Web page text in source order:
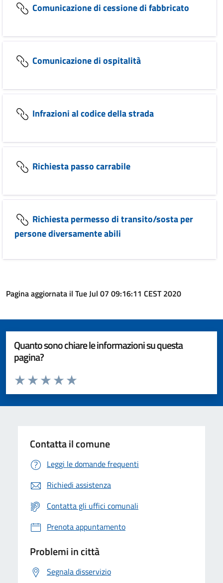
Comunicazione di cessione di fabbricato
Comunicazione di ospitalità
Infrazioni al codice della strada
Richiesta passo carrabile
Richiesta permesso di transito/sosta per
persone diversamente abili
Pagina aggiornata il Tue Jul 07 09:16:11 CEST 2020
Quanto sono chiare le informazioni su questa
pagina?
Valuta da 1 a 5 stelle la pagina
Valuta 5 stelle su 5
Valuta 4 stelle su 5
Valuta 3 stelle su 5
Valuta 2 stelle su 5
Valuta 1 stelle su 5
Contatta il comune
Leggi le domande frequenti
Richiedi assistenza
Contatta gli uffici comunali
Prenota appuntamento
Problemi in città
Segnala disservizio